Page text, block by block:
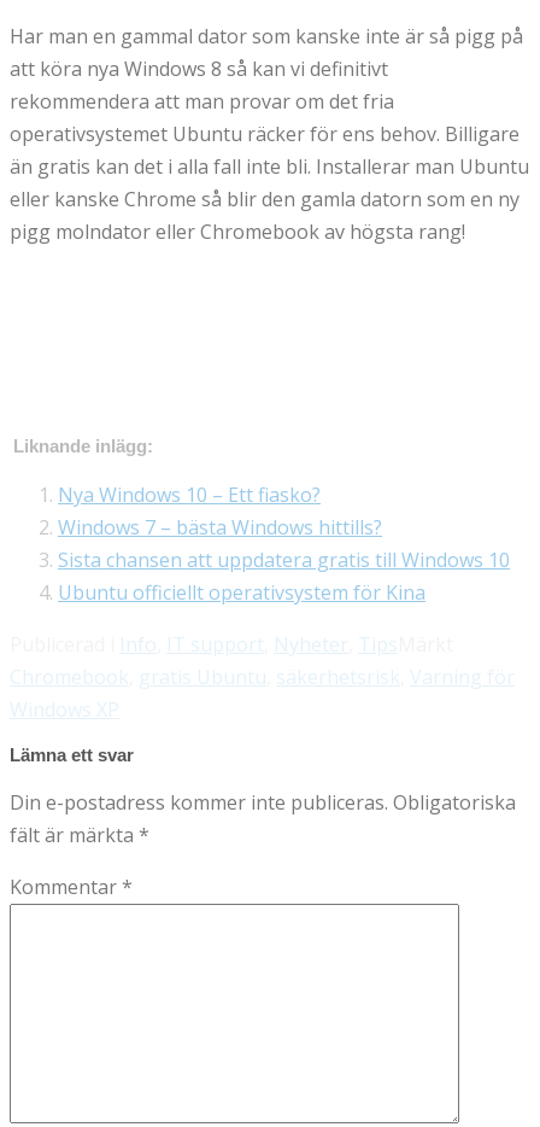
Har man en gammal dator som kanske inte är så pigg på
att köra nya Windows 8 så kan vi definitivt
rekommendera att man provar om det fria
operativsystemet Ubuntu räcker för ens behov. Billigare
än gratis kan det i alla fall inte bli. Installerar man Ubuntu
eller kanske Chrome så blir den gamla datorn som en ny
pigg molndator eller Chromebook av högsta rang!
Liknande inlägg:
Nya Windows 10 – Ett fiasko?
Windows 7 – bästa Windows hittills?
Sista chansen att uppdatera gratis till Windows 10
Ubuntu officiellt operativsystem för Kina
Info IT support Nyheter Tips
Chromebook gratis Ubuntu säkerhetsrisk Varning för
Windows XP
Lämna ett svar
Din e-postadress kommer inte publiceras. Obligatoriska
fält är märkta *
Kommentar*